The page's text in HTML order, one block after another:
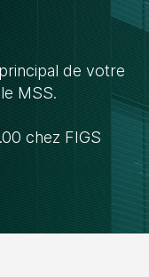
de votre
MSS.
chez FIGS